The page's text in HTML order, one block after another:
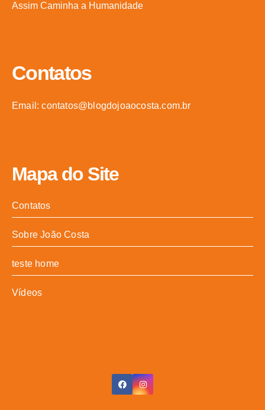
Assim Caminha a Humanidade
Contatos
Email: contatos@blogdojoaocosta.com.br
Mapa do Site
Contatos
Sobre João Costa
teste home
Vídeos